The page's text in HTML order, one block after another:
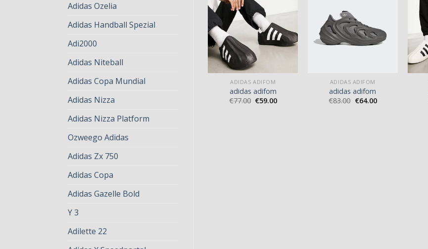
Adidas Ozelia
Adidas Handball Spezial
Adi2000
Adidas Niteball
Adidas Copa Mundial
Adidas Nizza
Adidas Nizza Platform
Ozweego Adidas
Adidas Zx 750
Adidas Copa
Adidas Gazelle Bold
Y 3
Adilette 22
ADIDAS ADIFOM
adidas adifom
€77.00 €59.00
ADIDAS ADIFOM
adidas adifom
€83.00 €64.00
ADIDAS ADIFOM
64.00
ADIDAS ADIFOM